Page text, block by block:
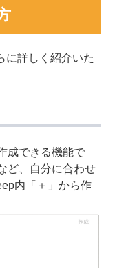
に詳しく紹介いた
成できる機能で
ど、自分に合わせ
内「＋」から作